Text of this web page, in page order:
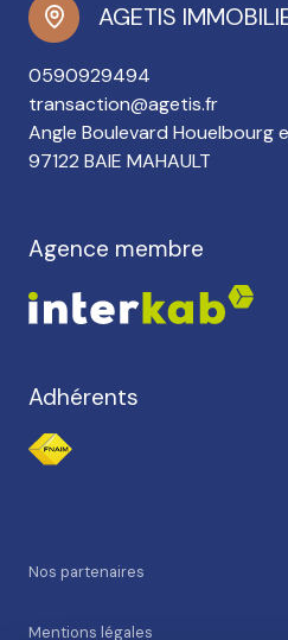
AGETIS
0590929494
transaction@agetis.fr
Angle Boulevard Houelbourg
97122 BAIE MAHAULT
Agence membre
Adhérents
nos partenaires
mentions légales